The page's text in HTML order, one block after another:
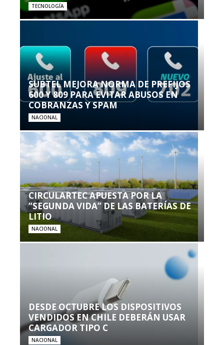
TECNOLOGÍA
SUBTEL MEJORA NORMA DE PREFIJOS
600 Y 809 PARA EVITAR ABUSOS EN
COBRANZAS Y SPAM
NACIONAL
CIRCULARTEC APUESTA POR LA
“SEGUNDA VIDA” DE LAS BATERÍAS DE
LITIO
NACIONAL
DESDE OCTUBRE LOS DISPOSITIVOS
VENDIDOS EN CHILE DEBERÁN USAR
CARGADOR TIPO C
NACIONAL